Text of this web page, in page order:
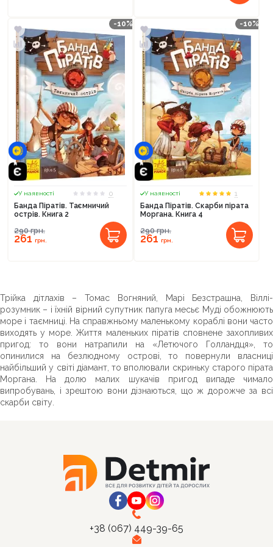
-10%
У наявності
0
Банда Піратів. Таємничий
острів. Книга 2
290грн.
261грн.
-10%
У наявності
1
Банда Піратів. Скарби пірата
Моргана. Книга 4
290грн.
261грн.
Трійка дітлахів – Томас Вогняний, Марі Безстрашна, Віллі-
розумник – і їхній вірний супутник папуга месьє Муді обожнюють
море і таємниці. На справжньому маленькому кораблі вони часто
виходять у море. Життя маленьких піратів сповнене захопливих
пригод: то вони натрапили на «Летючого Голландця», то
опинилися на безлюдному острові, то повернули власниці
найбільший у світі діамант, то вполювали скриньку старого пірата
Моргана. На долю малих шукачів пригод випаде чимало
випробувань, і зрештою вони дізнаються, що ж дорожче за всі
скарби світу.
+38 (067) 449-39-65